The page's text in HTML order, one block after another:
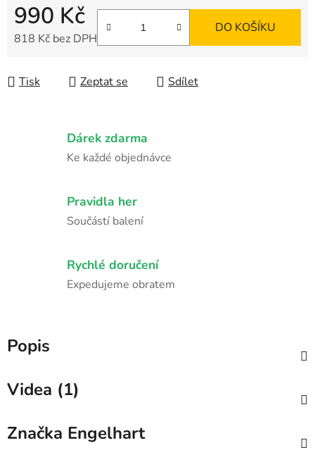
990 Kč
818 Kč bez DPH
DO KOŠÍKU
Tisk Zeptat se Sdílet
Dárek zdarma
Ke každé objednávce
Pravidla her
Součástí balení
Rychlé doručení
Expedujeme obratem
Popis
Videa (1)
Značka Engelhart